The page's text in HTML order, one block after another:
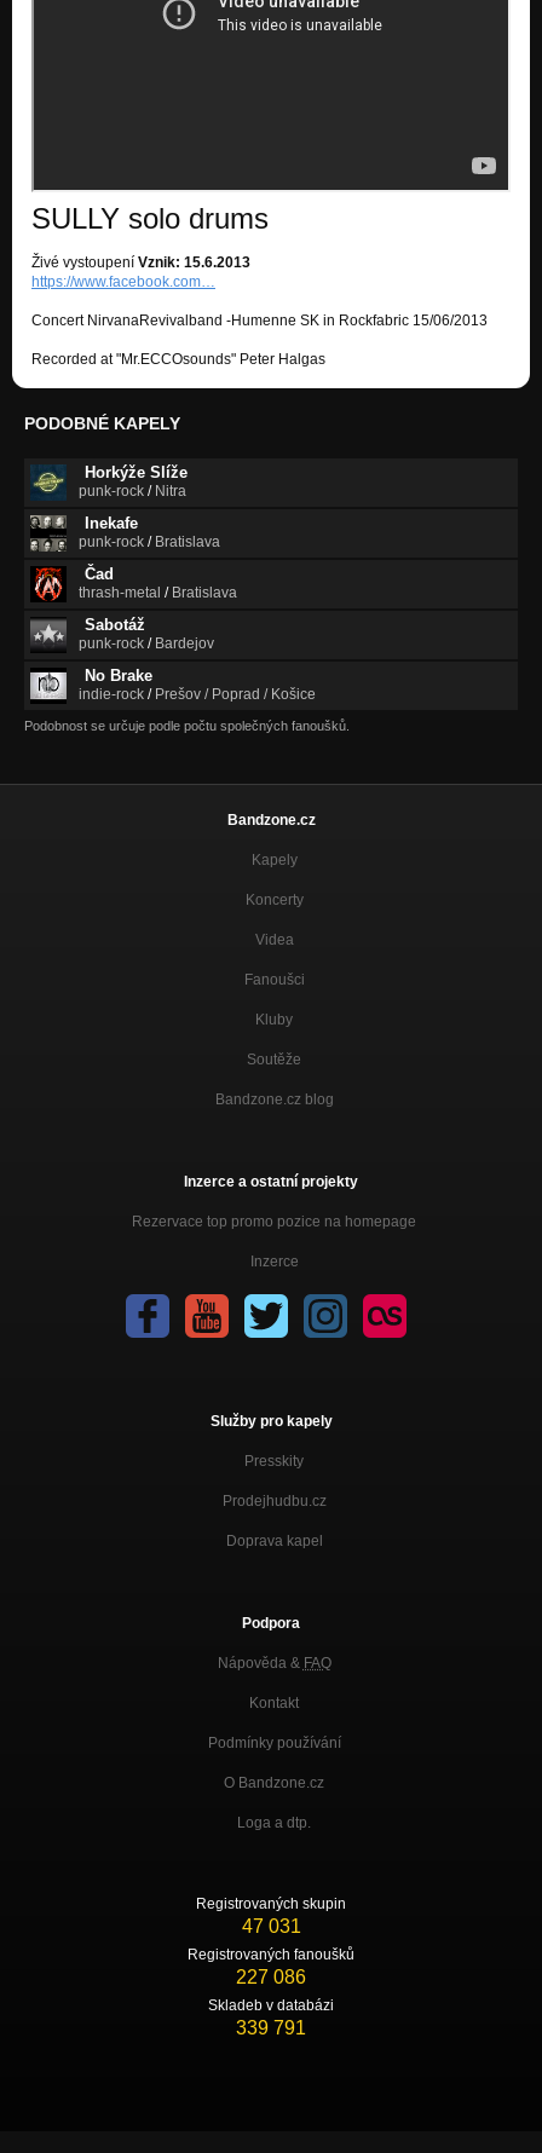
SULLY solo drums
Živé vystoupení Vznik: 15.6.2013
https://www.facebook.com…
Concert NirvanaRevivalband -Humenne SK in Rockfabric 15/06/2013
Recorded at "Mr.ECCOsounds" Peter Halgas
PODOBNÉ KAPELY
Horkýže Slíže
punk-rock / Nitra
Inekafe
punk-rock / Bratislava
Čad
thrash-metal / Bratislava
Sabotáž
punk-rock / Bardejov
No Brake
indie-rock / Prešov / Poprad / Košice
Podobnost se určuje podle počtu společných fanoušků.
Bandzone.cz
Kapely
Koncerty
Videa
Fanoušci
Kluby
Soutěže
Bandzone.cz blog
Inzerce a ostatní projekty
Rezervace top promo pozice na homepage
Inzerce
Služby pro kapely
Presskity
Prodejhudbu.cz
Doprava kapel
Podpora
Nápověda & FAQ
Kontakt
Podmínky používání
O Bandzone.cz
Loga a dtp.
Registrovaných skupin
47 031
Registrovaných fanoušků
227 086
Skladeb v databázi
339 791